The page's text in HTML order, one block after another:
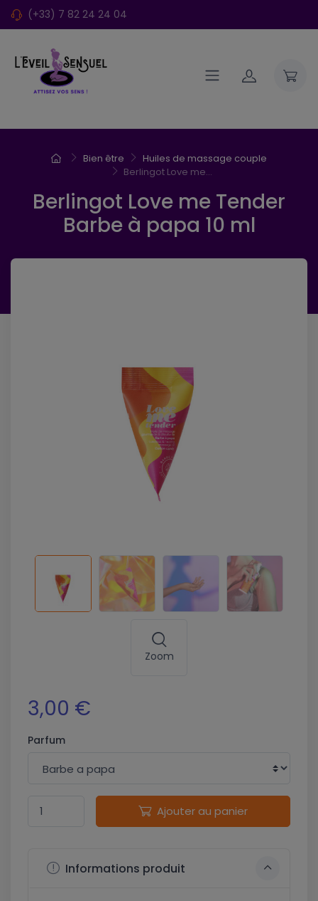
(+33) 7 82 24 24 04
Bien être
Huiles de massage couple
Berlingot Love me...
Berlingot Love me Tender
Barbe à papa 10 ml
Zoom
3,00 €
Parfum
Ajouter au panier
Informations produit